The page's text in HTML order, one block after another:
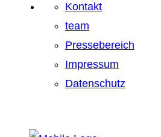
Kontakt
team
Pressebereich
Impressum
Datenschutz